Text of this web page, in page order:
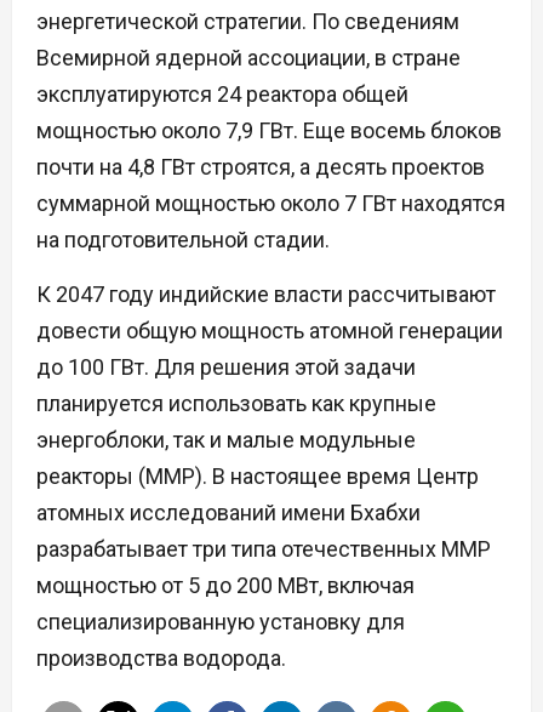
энергетической стратегии. По сведениям
Всемирной ядерной ассоциации, в стране
эксплуатируются 24 реактора общей
мощностью около 7,9 ГВт. Еще восемь блоков
почти на 4,8 ГВт строятся, а десять проектов
суммарной мощностью около 7 ГВт находятся
на подготовительной стадии.
К 2047 году индийские власти рассчитывают
довести общую мощность атомной генерации
до 100 ГВт. Для решения этой задачи
планируется использовать как крупные
энергоблоки, так и малые модульные
реакторы (ММР). В настоящее время Центр
атомных исследований имени Бхабхи
разрабатывает три типа отечественных ММР
мощностью от 5 до 200 МВт, включая
специализированную установку для
производства водорода.